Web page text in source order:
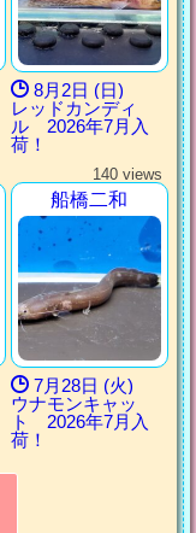
8月2日 (日)
レッドカンディ
ル 2026年7月入
荷！
140 views
船橋二和
7月28日 (火)
ウナモンキャッ
ト 2026年7月入
荷！